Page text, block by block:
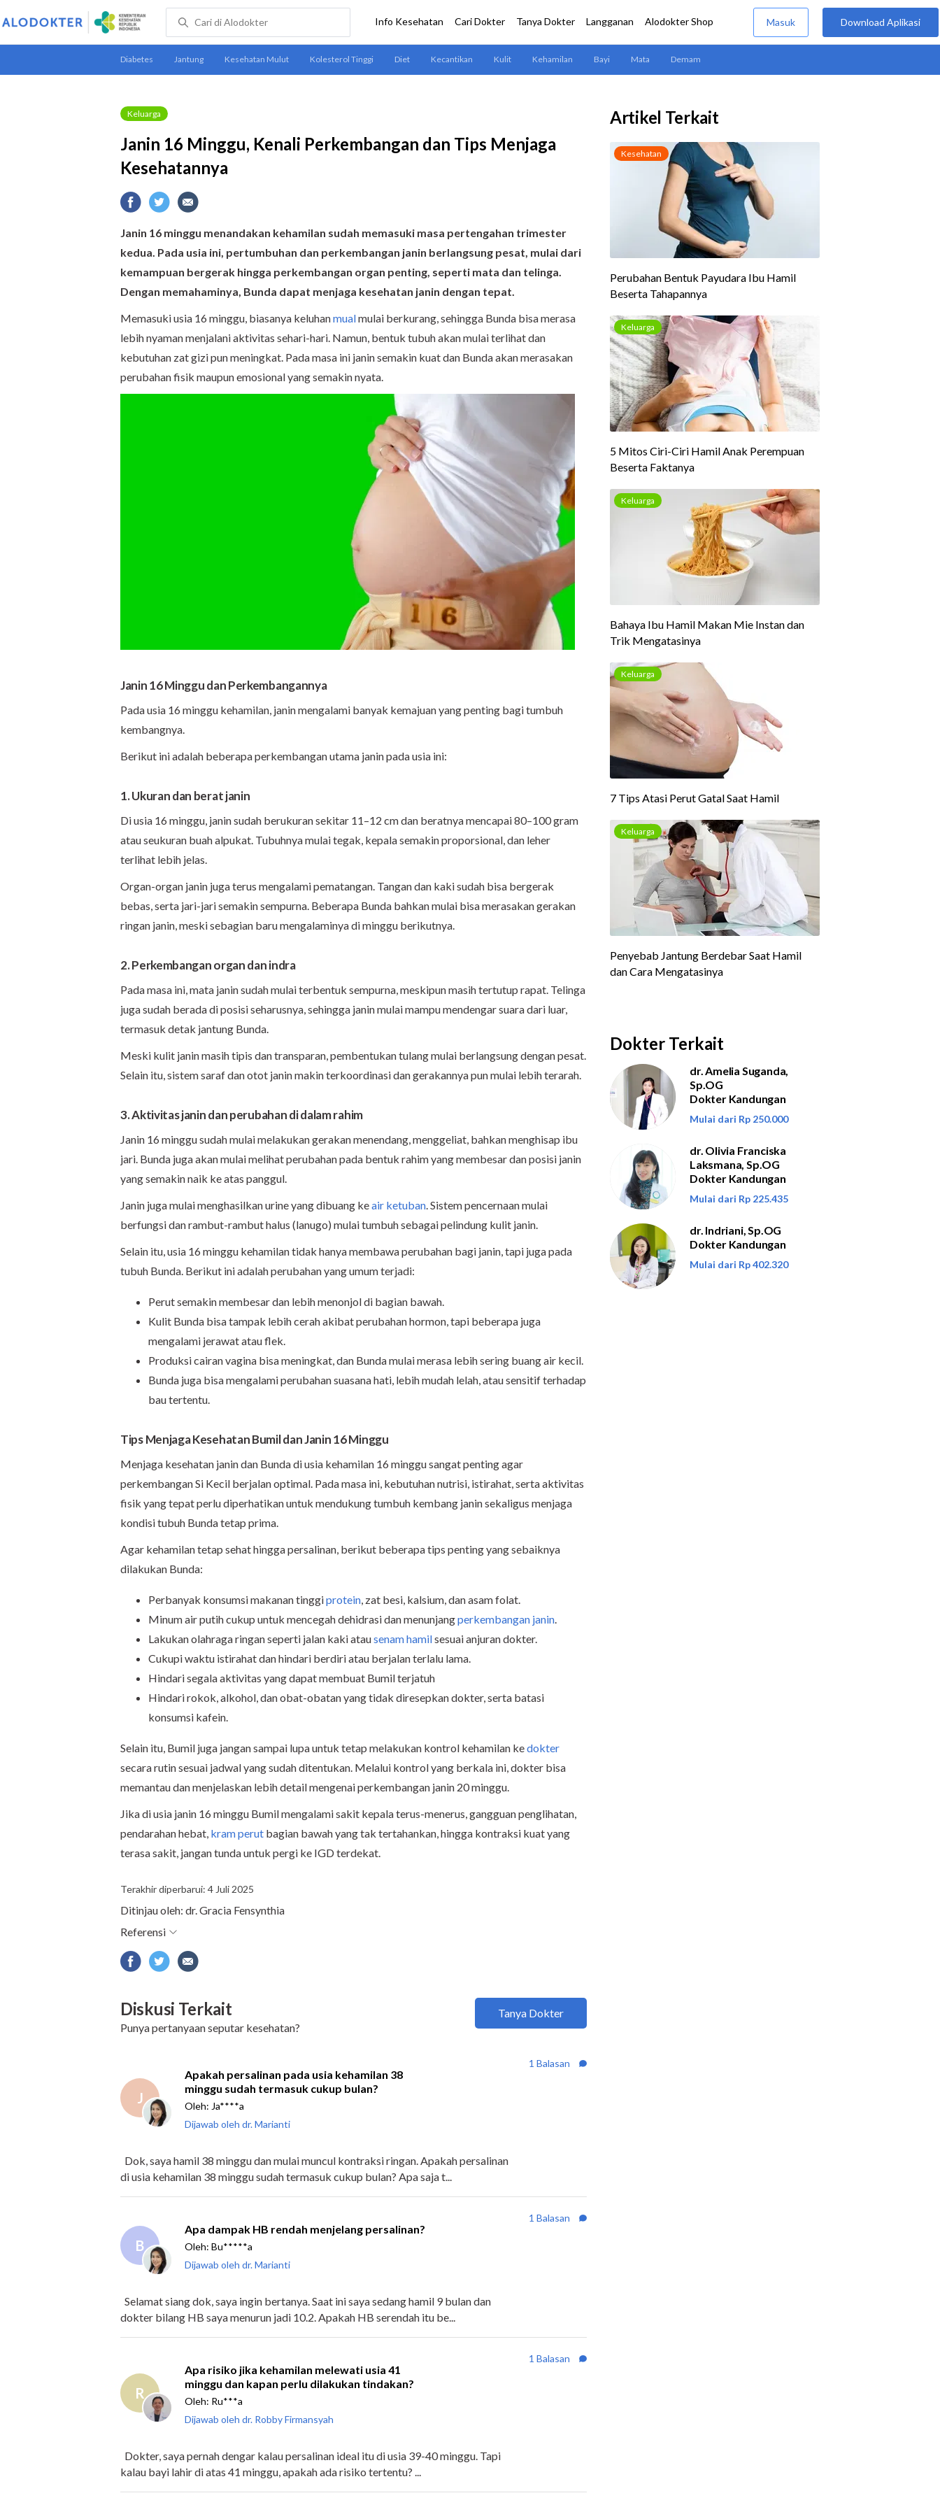
Keluarga
Janin 16 Minggu, Kenali Perkembangan dan Tips Menjaga
Kesehatannya
Janin 16 minggu menandakan kehamilan sudah memasuki masa pertengahan trimester
kedua. Pada usia ini, pertumbuhan dan perkembangan janin berlangsung pesat, mulai dari
kemampuan bergerak hingga perkembangan organ penting, seperti mata dan telinga.
Dengan memahaminya, Bunda dapat menjaga kesehatan janin dengan tepat.
Memasuki usia 16 minggu, biasanya keluhanmualmulai berkurang, sehingga Bunda bisa merasa
lebih nyaman menjalani aktivitas sehari-hari. Namun, bentuk tubuh akan mulai terlihat dan
kebutuhan zat gizi pun meningkat. Pada masa ini janin semakin kuat dan Bunda akan merasakan
perubahan fisik maupun emosional yang semakin nyata.
Janin 16 Minggu dan Perkembangannya
Pada usia 16 minggu kehamilan, janin mengalami banyak kemajuan yang penting bagi tumbuh
kembangnya.
Berikut ini adalah beberapa perkembangan utama janin pada usia ini:
1. Ukuran dan berat janin
Di usia 16 minggu, janin sudah berukuran sekitar 11–12 cm dan beratnya mencapai 80–100 gram
atau seukuran buah alpukat. Tubuhnya mulai tegak, kepala semakin proporsional, dan leher
terlihat lebih jelas.
Organ-organ janin juga terus mengalami pematangan. Tangan dan kaki sudah bisa bergerak
bebas, serta jari-jari semakin sempurna. Beberapa Bunda bahkan mulai bisa merasakan gerakan
ringan janin, meski sebagian baru mengalaminya di minggu berikutnya.
2. Perkembangan organ dan indra
Pada masa ini, mata janin sudah mulai terbentuk sempurna, meskipun masih tertutup rapat. Telinga
juga sudah berada di posisi seharusnya, sehingga janin mulai mampu mendengar suara dari luar,
termasuk detak jantung Bunda.
Meski kulit janin masih tipis dan transparan, pembentukan tulang mulai berlangsung dengan pesat.
Selain itu, sistem saraf dan otot janin makin terkoordinasi dan gerakannya pun mulai lebih terarah.
3. Aktivitas janin dan perubahan di dalam rahim
Janin 16 minggu sudah mulai melakukan gerakan menendang, menggeliat, bahkan menghisap ibu
jari. Bunda juga akan mulai melihat perubahan pada bentuk rahim yang membesar dan posisi janin
yang semakin naik ke atas panggul.
Janin juga mulai menghasilkan urine yang dibuang keair ketuban. Sistem pencernaan mulai
berfungsi dan rambut-rambut halus (lanugo) mulai tumbuh sebagai pelindung kulit janin.
Selain itu, usia 16 minggu kehamilan tidak hanya membawa perubahan bagi janin, tapi juga pada
tubuh Bunda. Berikut ini adalah perubahan yang umum terjadi:
Perut semakin membesar dan lebih menonjol di bagian bawah.
Kulit Bunda bisa tampak lebih cerah akibat perubahan hormon, tapi beberapa juga
mengalami jerawat atau flek.
Produksi cairan vagina bisa meningkat, dan Bunda mulai merasa lebih sering buang air kecil.
Bunda juga bisa mengalami perubahan suasana hati, lebih mudah lelah, atau sensitif terhadap
bau tertentu.
Tips Menjaga Kesehatan Bumil dan Janin 16 Minggu
Menjaga kesehatan janin dan Bunda di usia kehamilan 16 minggu sangat penting agar
perkembangan Si Kecil berjalan optimal. Pada masa ini, kebutuhan nutrisi, istirahat, serta aktivitas
fisik yang tepat perlu diperhatikan untuk mendukung tumbuh kembang janin sekaligus menjaga
kondisi tubuh Bunda tetap prima.
Agar kehamilan tetap sehat hingga persalinan, berikut beberapa tips penting yang sebaiknya
dilakukan Bunda:
Perbanyak konsumsi makanan tinggiprotein, zat besi, kalsium, dan asam folat.
Minum air putih cukup untuk mencegah dehidrasi dan menunjangperkembangan janin.
Lakukan olahraga ringan seperti jalan kaki atausenam hamilsesuai anjuran dokter.
Cukupi waktu istirahat dan hindari berdiri atau berjalan terlalu lama.
Hindari segala aktivitas yang dapat membuat Bumil terjatuh
Hindari rokok, alkohol, dan obat-obatan yang tidak diresepkan dokter, serta batasi
konsumsi kafein.
Selain itu, Bumil juga jangan sampai lupa untuk tetap melakukan kontrol kehamilan kedokter
secara rutin sesuai jadwal yang sudah ditentukan. Melalui kontrol yang berkala ini, dokter bisa
memantau dan menjelaskan lebih detail mengenai perkembangan janin 20 minggu.
Jika di usia janin 16 minggu Bumil mengalami sakit kepala terus-menerus, gangguan penglihatan,
pendarahan hebat, kram perut bagian bawah yang tak tertahankan, hingga kontraksi kuat yang
terasa sakit, jangan tunda untuk pergi ke IGD terdekat.
Terakhir diperbarui: 4 Juli 2025
Artikel Terkait
Dokter Terkait